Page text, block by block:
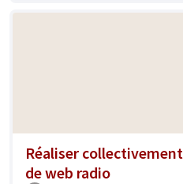
Réaliser
de web radio